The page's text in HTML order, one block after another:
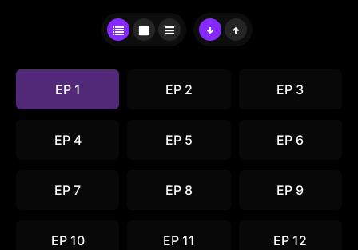
EP 1 EP 2 EP 3
EP 4 EP 5 EP 6
EP 7 EP 8 EP 9
EP 10 EP 11 EP 12